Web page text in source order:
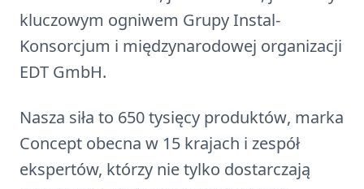
kluczowym ogniwem Grupy Instal-
Konsorcjum i międzynarodowej organizacji
EDT GmbH.
Nasza siła to 650 tysięcy produktów, marka
Concept obecna w 15 krajach i zespół
ekspertów, którzy nie tylko dostarczają